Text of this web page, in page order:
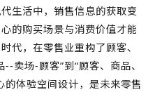
生活中，销售信息的获取变
的购买场景与消费价值才能
代，在零售业重构了顾客、
卖场-顾客”到“顾客、商品、
的体验空间设计，是未来零售